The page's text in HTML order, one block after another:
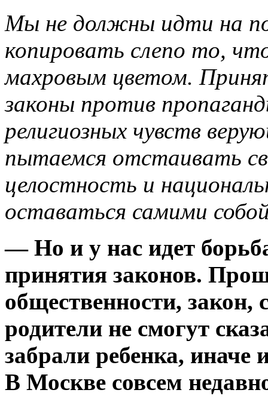
Мы не должны идти на
копировать слепо то,
махровым цветом.
законы против
религиозных чувств
пытаемся отстаивать
целостность и
оставаться самими
— Но и у нас идет
принятия законов.
общественности, закон,
родители не смогут
забрали ребенка, иначе
В Москве совсем